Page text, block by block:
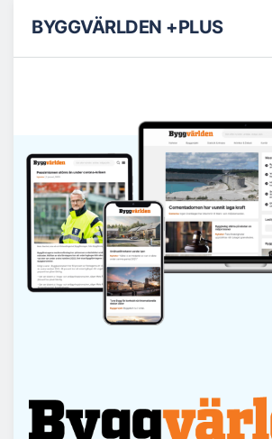
BYGGVÄRLDEN +PLUS